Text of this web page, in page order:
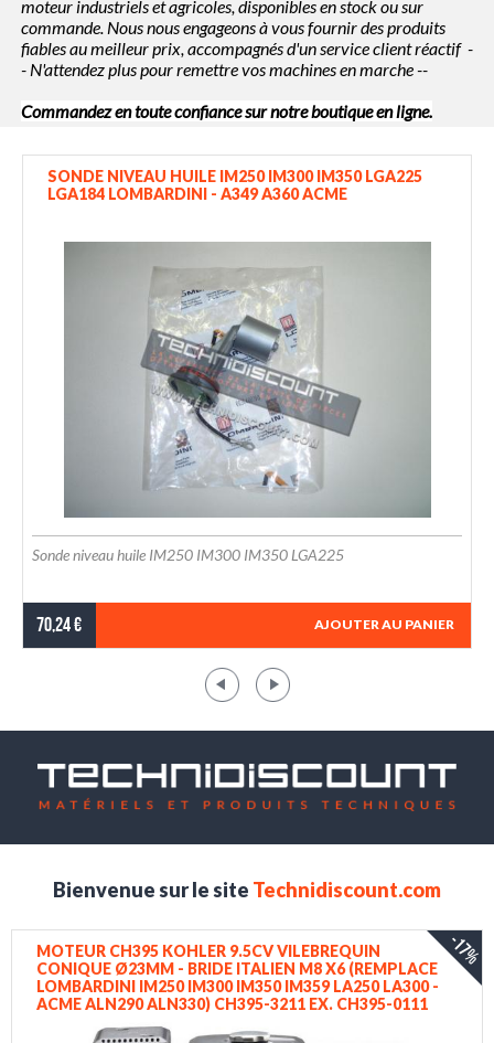
moteur industriels et agricoles, disponibles en stock ou sur
commande. Nous nous engageons à vous fournir des produits
fiables au meilleur prix, accompagnés d'un service client réactif -
- N'attendez plus pour remettre vos machines en marche --
Commandez en toute confiance sur notre boutique en ligne.
SONDE NIVEAU HUILE IM250 IM300 IM350 LGA225
LGA184 LOMBARDINI - A349 A360 ACME
Sonde niveau huile IM250 IM300 IM350 LGA225
70,24 € AJOUTER AU PANIER
Bienvenue sur le site Technidiscount.com
MOTEUR CH395 KOHLER 9.5CV VILEBREQUIN
CONIQUE Ø23MM - BRIDE ITALIEN M8 X6 (REMPLACE
LOMBARDINI IM250 IM300 IM350 IM359 LA250 LA300 -
ACME ALN290 ALN330) CH395-3211 EX. CH395-0111
PA-CH395-3211
-17%